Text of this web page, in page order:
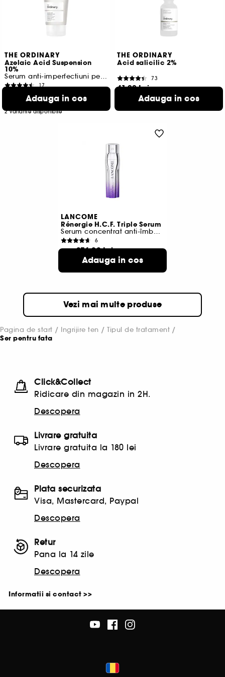
THE ORDINARY
Azelaic Acid Suspension
10%
Serum anti-imperfectiuni pentru stralucire
17
75,00 Lei
100ml
2 variante disponibile
Adauga in cos
THE ORDINARY
Acid salicilic 2%
73
41,00 Lei
136,67 Lei /100ml
Adauga in cos
LANCOME
Rénergie H.C.F. Triple Serum
Serum concentrat anti-îmbătrânire
6
De la 376,00 Lei
1.546,00 Lei /100ml
2 variante disponibile
Adauga in cos
Vezi mai multe produse
Pagina de start Ingrijire ten Tipul de tratament
Ser pentru fata
Click&Collect
Ridicare din magazin in 2H.
Descopera
Livrare gratuita
Livrare gratuita la 180 lei
Descopera
Plata securizata
Visa, Mastercard, Paypal
Descopera
Retur
Pana la 14 zile
Descopera
Informatii si contact >>